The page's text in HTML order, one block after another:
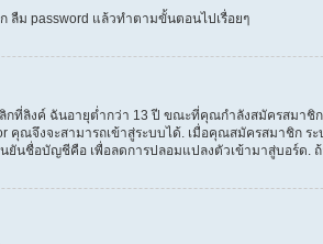
ลืม password แล้วทำตามขั้นตอนไปเรื่อยๆ
กที่ลิงค์ ฉันอายุต่ำกว่า 13 ปี ขณะที่คุณกำลังสมัครสม
ณจึงจะสามารถเข้าสู่ระบบได้. เมื่อคุณสมัครสมาชิก
ชื่อบัญชีคือ เพื่อลดการปลอมแปลงตัวเข้ามาสู่บอร์ด.